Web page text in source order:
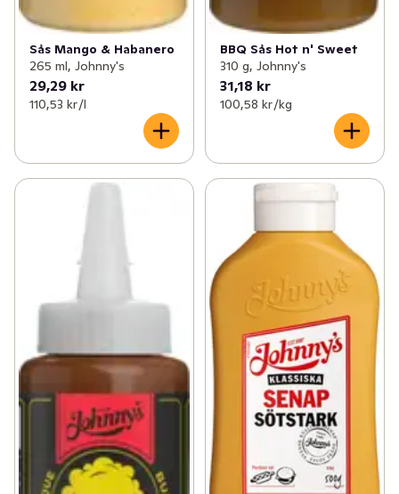
Sås Mango & Habanero
265 ml, Johnny's
29,29 kr
110,53 kr /l
BBQ Sås Hot n' Sweet
310 g, Johnny's
31,18 kr
100,58 kr /kg